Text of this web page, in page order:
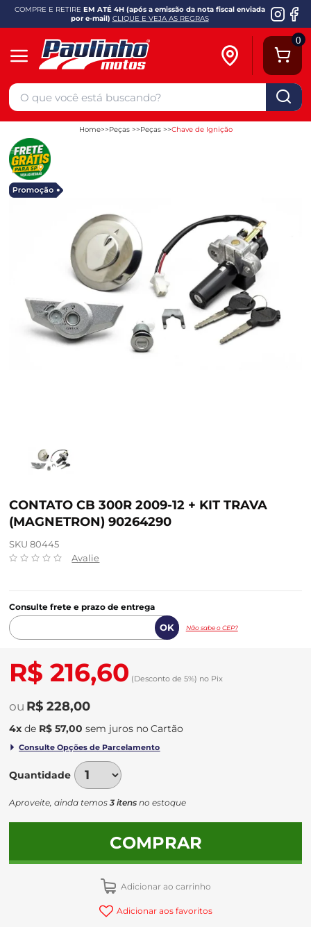
COMPRE E RETIRE EM ATÉ 4H (após a emissão da nota fiscal enviada
por e-mail) CLIQUE E VEJA AS REGRAS
0
Home Peças Peças Chave de Ignição
CONTATO CB 300R 2009-12 + KIT TRAVA
(MAGNETRON) 90264290
SKU 80445
Avalie
Consulte frete e prazo de entrega
Não sabe o CEP?
R$ 216,60 (Desconto de 5%) no Pix
R$ 228,00
4x de R$ 57,00 sem juros no
Quantidade
Aproveite, ainda temos3 itens no estoque
COMPRAR
Adicionar ao carrinho
Adicionar aos favoritos